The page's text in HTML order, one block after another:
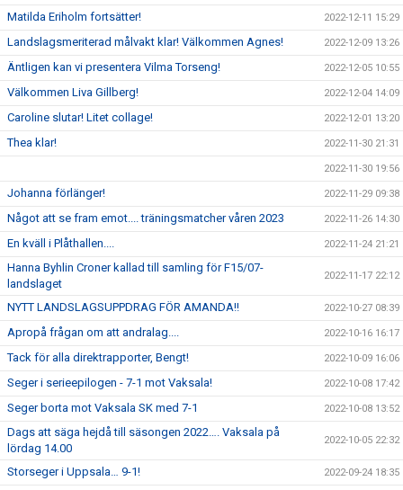
Matilda Eriholm fortsätter! 2022-12-11 15:29
Landslagsmeriterad målvakt klar! Välkommen Agnes! 2022-12-09 13:26
Äntligen kan vi presentera Vilma Torseng! 2022-12-05 10:55
Välkommen Liva Gillberg! 2022-12-04 14:09
Caroline slutar! Litet collage! 2022-12-01 13:20
Thea klar! 2022-11-30 21:31
2022-11-30 19:56
Johanna förlänger! 2022-11-29 09:38
Något att se fram emot.... träningsmatcher våren 2023 2022-11-26 14:30
En kväll i Plåthallen.... 2022-11-24 21:21
Hanna Byhlin Croner kallad till samling för F15/07-
landslaget
2022-11-17 22:12
NYTT LANDSLAGSUPPDRAG FÖR AMANDA!! 2022-10-27 08:39
Apropå frågan om att andralag.... 2022-10-16 16:17
Tack för alla direktrapporter, Bengt! 2022-10-09 16:06
Seger i serieepilogen - 7-1 mot Vaksala! 2022-10-08 17:42
Seger borta mot Vaksala SK med 7-1 2022-10-08 13:52
Dags att säga hejdå till säsongen 2022…. Vaksala på
lördag 14.00
2022-10-05 22:32
Storseger i Uppsala… 9-1! 2022-09-24 18:35